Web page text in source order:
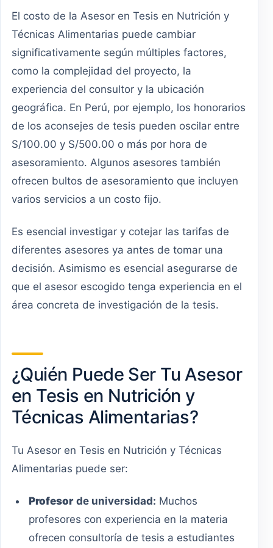
El costo de la Asesor en Tesis en Nutrición y
Técnicas Alimentarias puede cambiar
significativamente según múltiples factores,
como la complejidad del proyecto, la
experiencia del consultor y la ubicación
geográfica. En Perú, por ejemplo, los honorarios
de los aconsejes de tesis pueden oscilar entre
S/100.00 y S/500.00 o más por hora de
asesoramiento. Algunos asesores también
ofrecen bultos de asesoramiento que incluyen
varios servicios a un costo fijo.
Es esencial investigar y cotejar las tarifas de
diferentes asesores ya antes de tomar una
decisión. Asimismo es esencial asegurarse de
que el asesor escogido tenga experiencia en el
área concreta de investigación de la tesis.
¿Quién Puede Ser Tu Asesor
en Tesis en Nutrición y
Técnicas Alimentarias?
Tu Asesor en Tesis en Nutrición y Técnicas
Alimentarias puede ser:
Profesor de universidad: Muchos
profesores con experiencia en la materia
ofrecen consultoría de tesis a estudiantes